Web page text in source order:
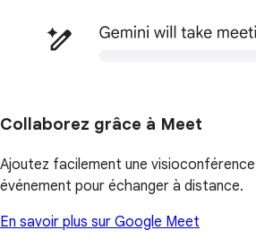
Collaborez grâce à Meet
Ajoutez facilement une
événement pour échanger à distance.
En savoir plus sur Google Meet